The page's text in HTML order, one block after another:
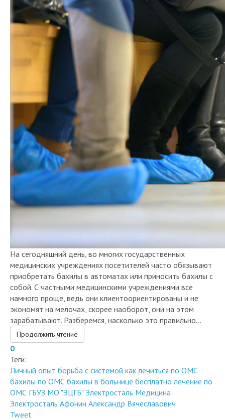
На сегодняшний день, во многих государственных
медицинских учреждениях посетителей часто обязывают
приобретать бахилы в автоматах или приносить бахилы с
собой. С частными медицинскими учреждениями все
намного проще, ведь они клиентоориентированы и не
экономят на мелочах, скорее наоборот, они на этом
зарабатывают. Разберемся, насколько это правильно...
Продолжить чтение
0
Теги:
Личный опыт борьба с системой как лечиться по ОМС
бахилы по ОМС бахилы в больнице бесплатно лечение по
ОМС ГБУЗ МО "ЭЦГБ" Электросталь Медицина
Электросталь Афонин Александр Вячеславович
Tweet